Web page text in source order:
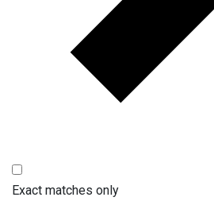
Exact matches only